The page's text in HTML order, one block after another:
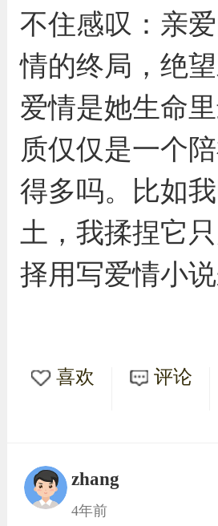
不住感叹：亲
情的终局，绝
爱情是她生命
质仅仅是一个
得多吗。比如
土，我揉捏它
择用写爱情小
喜欢 评论
zhang
4年前